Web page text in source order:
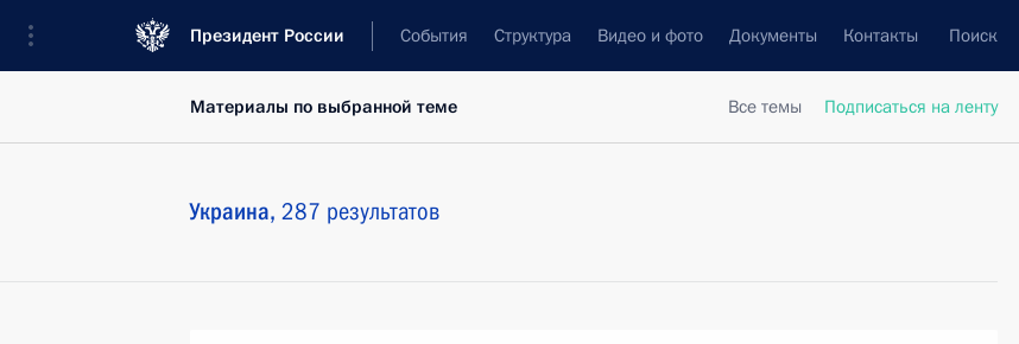
Президент России События Структура Видео и фото Документы Контакты Поиск
Все темы Подписаться на ленту
Материалы по выбранной теме
Украина, 287 результатов